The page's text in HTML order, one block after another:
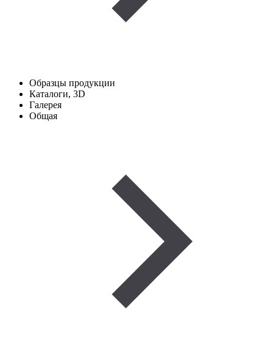
Образцы продукции
Каталоги, 3D
Галерея
Общая